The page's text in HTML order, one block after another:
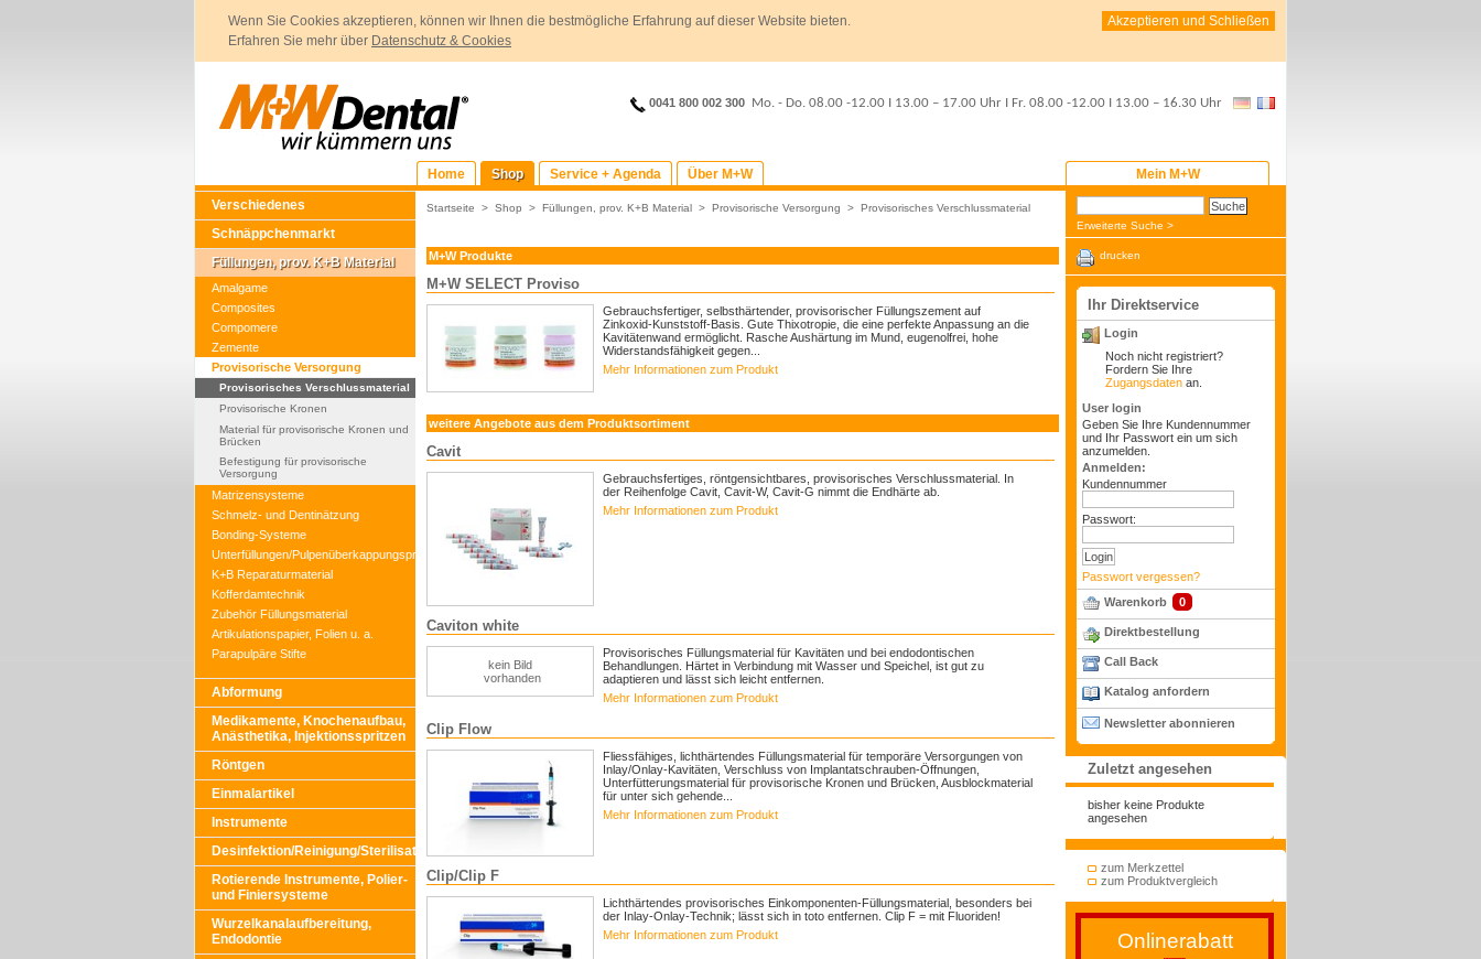
Wenn Sie Cookies akzeptieren, können wir Ihnen die bestmögliche Erfahrung auf dieser Website bieten.
Erfahren Sie mehr über Datenschutz & Cookies
Akzeptieren und Schließen
0041 800 002 300 Mo. - Do. 08.00 -12.00 I 13.00 – 17.00 Uhr I Fr. 08.00 -12.00 I 13.00 – 16.30 Uhr
Home Shop Service + Agenda Über M+W
Mein M+W
Verschiedenes
Schnäppchenmarkt
Füllungen, prov. K+B Material
Amalgame
Composites
Compomere
Zemente
Provisorische Versorgung
Provisorisches Verschlussmaterial
Provisorische Kronen
Material für provisorische Kronen und
Brücken
Befestigung für provisorische
Versorgung
Matrizensysteme
Schmelz- und Dentinätzung
Bonding-Systeme
Unterfüllungen/Pulpenüberkappungspräparate
K+B Reparaturmaterial
Kofferdamtechnik
Zubehör Füllungsmaterial
Artikulationspapier, Folien u. a.
Parapulpäre Stifte
Abformung
Medikamente, Knochenaufbau,
Anästhetika, Injektionsspritzen
Röntgen
Einmalartikel
Instrumente
Desinfektion/Reinigung/Sterilisation
Rotierende Instrumente, Polier-
und Finiersysteme
Wurzelkanalaufbereitung,
Endodontie
Startseite > Shop > Füllungen, prov. K+B Material > Provisorische Versorgung > Provisorisches Verschlussmaterial
M+W Produkte
M+W SELECT Proviso
Gebrauchsfertiger, selbsthärtender, provisorischer Füllungszement auf
Zinkoxid-Kunststoff-Basis. Gute Thixotropie, die eine perfekte Anpassung an die
Kavitätenwand ermöglicht. Rasche Aushärtung im Mund, eugenolfrei, hohe
Widerstandsfähigkeit gegen...
Mehr Informationen zum Produkt
weitere Angebote aus dem Produktsortiment
Cavit
Gebrauchsfertiges, röntgensichtbares, provisorisches Verschlussmaterial. In
der Reihenfolge Cavit, Cavit-W, Cavit-G nimmt die Endhärte ab.
Mehr Informationen zum Produkt
Caviton white
kein Bild
vorhanden
Provisorisches Füllungsmaterial für Kavitäten und bei endodontischen
Behandlungen. Härtet in Verbindung mit Wasser und Speichel, ist gut zu
adaptieren und lässt sich leicht entfernen.
Mehr Informationen zum Produkt
Clip Flow
Fliessfähiges, lichthärtendes Füllungsmaterial für temporäre Versorgungen von
Inlay/Onlay-Kavitäten, Verschluss von Implantatschrauben-Öffnungen,
Unterfütterungsmaterial für provisorische Kronen und Brücken, Ausblockmaterial
für unter sich gehende...
Mehr Informationen zum Produkt
Clip/Clip F
Lichthärtendes provisorisches Einkomponenten-Füllungsmaterial, besonders bei
der Inlay-Onlay-Technik; lässt sich in toto entfernen. Clip F = mit Fluoriden!
Mehr Informationen zum Produkt
Erweiterte Suche >
drucken
Ihr Direktservice
Login
Noch nicht registriert?
Fordern Sie Ihre
Zugangsdaten an.
User login
Geben Sie Ihre Kundennummer
und Ihr Passwort ein um sich
anzumelden.
Anmelden:
Kundennummer
Passwort:
Passwort vergessen?
Warenkorb
0
Direktbestellung
Call Back
Katalog anfordern
Newsletter abonnieren
Zuletzt angesehen
bisher keine Produkte
angesehen
zum Merkzettel
zum Produktvergleich
Onlinerabatt